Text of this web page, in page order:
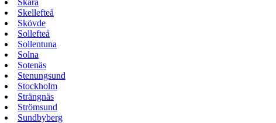
Skara
Skellefteå
Skövde
Sollefteå
Sollentuna
Solna
Sotenäs
Stenungsund
Stockholm
Strängnäs
Strömsund
Sundbyberg